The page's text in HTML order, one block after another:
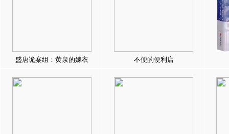
盛唐诡案组：黄泉的嫁衣 不便的便利店